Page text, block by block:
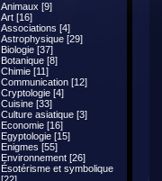
Animaux [9]
Art [16]
Associations [4]
Astrophysique [29]
Biologie [37]
Botanique [8]
Chimie [11]
Communication [12]
Cryptologie [4]
Cuisine [33]
Culture asiatique [3]
Economie [16]
Egyptologie [15]
Enigmes [55]
Environnement [26]
Ésotérisme et symbolique